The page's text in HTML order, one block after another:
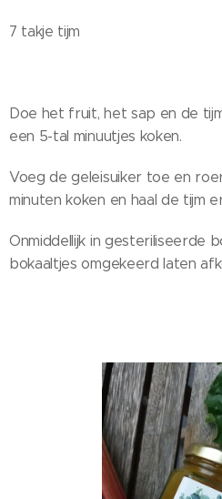
7 takje tijm
Doe het fruit, het sap en de
een 5-tal minuutjes koken.
Voeg de geleisuiker toe en
minuten koken en haal de tijm
Onmiddellijk in gesteriliseerde
bokaaltjes omgekeerd laten